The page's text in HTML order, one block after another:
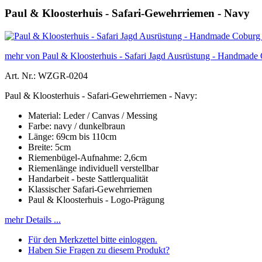
Paul & Kloosterhuis - Safari-Gewehrriemen - Navy
mehr von Paul & Kloosterhuis - Safari Jagd Ausrüstung - Handmade
Art. Nr.: WZGR-0204
Paul & Kloosterhuis - Safari-Gewehrriemen - Navy:
Material: Leder / Canvas / Messing
Farbe: navy / dunkelbraun
Länge: 69cm bis 110cm
Breite: 5cm
Riemenbügel-Aufnahme: 2,6cm
Riemenlänge individuell verstellbar
Handarbeit - beste Sattlerqualität
Klassischer Safari-Gewehrriemen
Paul & Kloosterhuis - Logo-Prägung
mehr Details ...
Für den Merkzettel bitte einloggen.
Haben Sie Fragen zu diesem Produkt?